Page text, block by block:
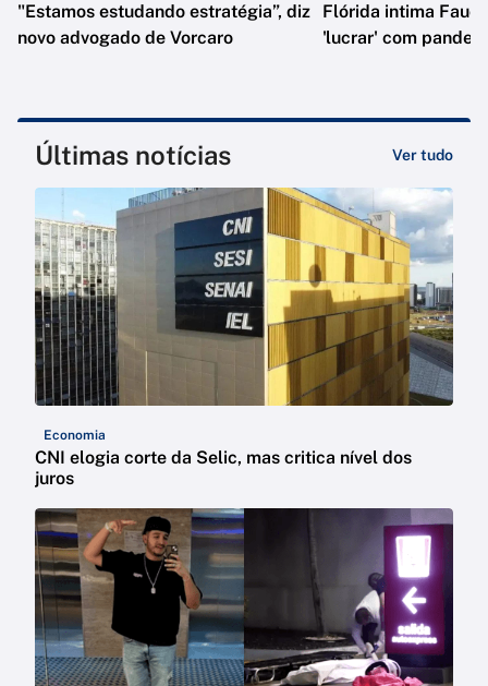
"Estamos estudando estratégia”, diz
novo advogado de Vorcaro
Flórida intima
'lucrar' com
Últimas notícias Ver tudo
Economia
CNI elogia corte da Selic, mas critica nível dos
juros